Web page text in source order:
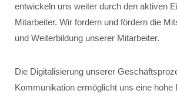
entwickeln uns weiter durch den aktiven
Mitarbeiter. Wir fordern und fördern die
und Weiterbildung unserer Mitarbeiter.
Die Digitalisierung unserer
Kommunikation ermöglicht uns eine hohe